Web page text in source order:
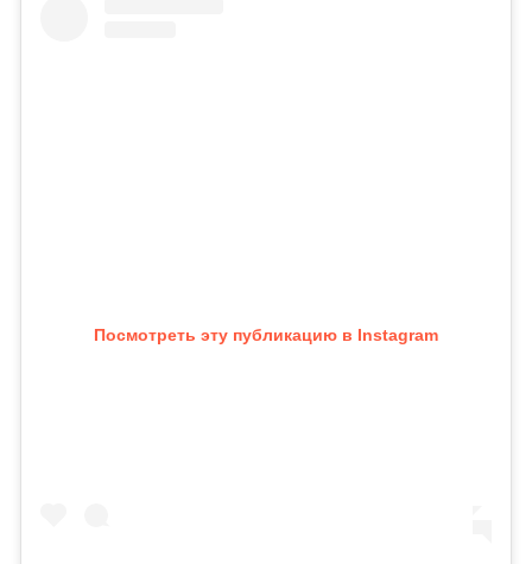
Посмотреть эту публикацию в Instagram